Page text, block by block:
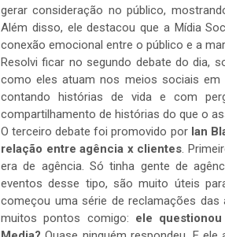
gerar consideração no público,
Além disso, ele destacou que a Mídia
conexão emocional entre o público e a
Resolvi ficar no segundo debate do dia,
como eles atuam nos meios sociais
contando histórias de vida e com
compartilhamento de histórias do que o
O terceiro debate foi promovido por Ian
relação entre agência x clientes.
era de agência. Só tinha gente de
eventos desse tipo, são muito úteis
começou uma série de reclamações das
muitos pontos comigo: ele